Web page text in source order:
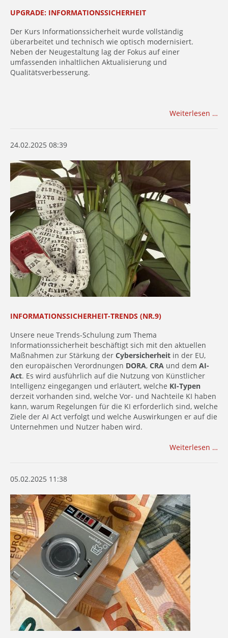
UPGRADE: INFORMATIONSSICHERHEIT
Der Kurs Informationssicherheit wurde vollständig
überarbeitet und technisch wie optisch modernisiert.
Neben der Neugestaltung lag der Fokus auf einer
umfassenden inhaltlichen Aktualisierung und
Qualitätsverbesserung.
Weiterlesen …
24.02.2025 08:39
INFORMATIONSSICHERHEIT-TRENDS (NR.9)
Unsere neue Trends-Schulung zum Thema
Informationssicherheit beschäftigt sich mit den aktuellen
Maßnahmen zur Stärkung der Cybersicherheit in der EU,
den europäischen Verordnungen DORA, CRA und dem AI-
Act. Es wird ausführlich auf die Nutzung von Künstlicher
Intelligenz eingegangen und erläutert, welche KI-Typen
derzeit vorhanden sind, welche Vor- und Nachteile KI haben
kann, warum Regelungen für die KI erforderlich sind, welche
Ziele der AI Act verfolgt und welche Auswirkungen er auf die
Unternehmen und Nutzer haben wird.
Weiterlesen …
05.02.2025 11:38